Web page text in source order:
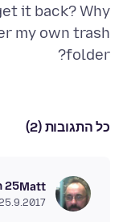
it back? Why
my own trash
folder?
כל התגובות (2)
Matt25 התורמים המובילים
15:37